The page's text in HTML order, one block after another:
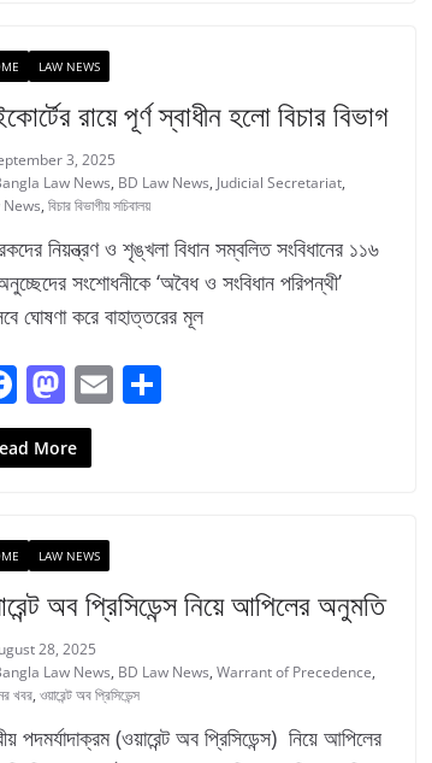
b
o
o
k
d
o
n
LAW NEWS
রায়ে পূর্ণ স্বাধীন হলো বিচার বিভাগ
3, 2025
Law News, BD Law News, Judicial Secretariat,
News,বিচার বিভাগীয় সচিবালয়
নিয়ন্ত্রণ ও শৃঙ্খলা বিধান সম্বলিত সংবিধানের ১১৬
সংশোধনীকে ‘অবৈধ ও সংবিধান পরিপন্থী’
ঘোষণা করে বাহাত্তরের মূল
F
a
c
b
o
o
k
M
a
st
d
o
n
E
More
LAW NEWS
অব প্রিসিডেন্স নিয়ে আপিলের অনুমতি
28, 2025
Law News, BD Law News,Warrant of Precedence,
খবর,ওয়ারেন্ট অব প্রিসিডেন্স
পদমর্যাদাক্রম (ওয়ারেন্ট অব প্রিসিডেন্স) নিয়ে আপিলের